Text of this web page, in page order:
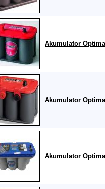
Akumulator
Akumulator
Akumulator